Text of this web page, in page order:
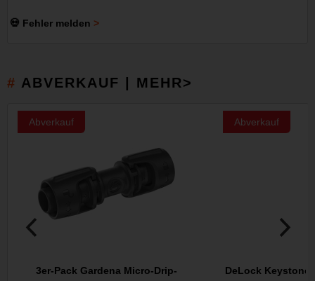
💀 Fehler melden
ABVERKAUF | MEHR>
Abverkauf
3er-Pack Gardena Micro-Drip-
Abverkauf
DeLock Keystone